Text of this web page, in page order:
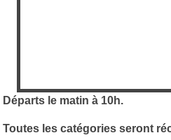
Départs le matin à 10h.
Toutes les catégories seront